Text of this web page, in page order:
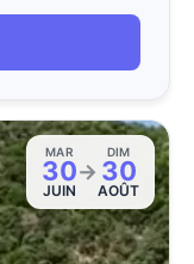
MAR
30
JUIN
→
DIM
30
AOÛT